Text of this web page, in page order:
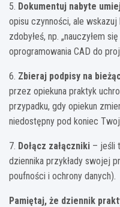
5. Dokumentuj nabyte
opisu czynności, ale
zdobyłeś, np. „nauczyłem
oprogramowania CAD do
6. Zbieraj podpisy na
przez opiekuna praktyk
przypadku, gdy opiekun
niedostępny pod koniec
7. Dołącz załączniki – jeśli
dziennika przykłady swojej
poufności i ochrony danych).
Pamiętaj, że dziennik